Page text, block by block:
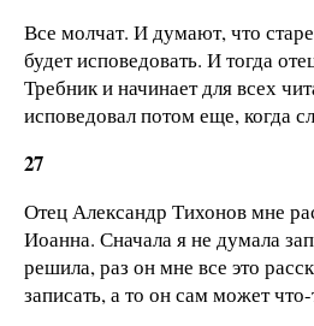
Все молчат. И думают, что
будет исповедовать. И тогда
Требник и начинает для всех
исповедовал потом еще, когда
27
Отец Александр Тихонов мне
Иоанна. Сначала я не думала
решила, раз он мне все это
записать, а то он сам может